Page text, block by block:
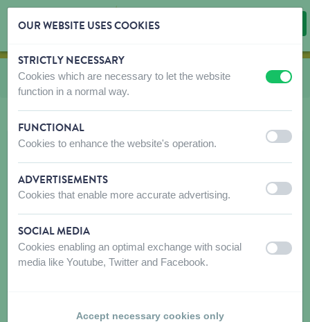
Skip content
Skip language choice
Vous êtes ici:
de Accessoires cages
OUR WEBSITE USES COOKIES
STRICTLY NECESSARY
Cookies which are necessary to let the website
function in a normal way.
off on
FUNCTIONAL
Cookies to enhance the website's operation. off on
ADVERTISEMENTS
Cookies that enable more accurate advertising. off on
SOCIAL MEDIA
Cookies enabling an optimal exchange with social
media like Youtube, Twitter and Facebook.
off on
Accept necessary cookies only